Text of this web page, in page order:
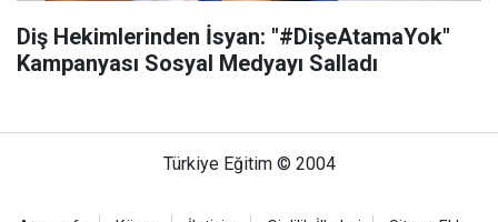
Diş Hekimlerinden İsyan: "#DişeAtamaYok"
Kampanyası Sosyal Medyayı Salladı
Türkiye Eğitim © 2004